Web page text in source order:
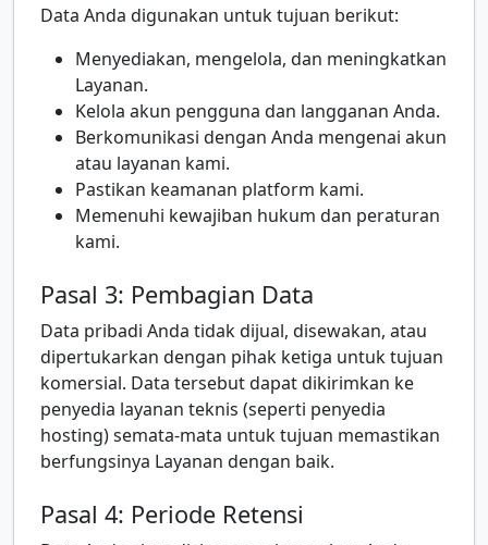
Data Anda digunakan untuk tujuan berikut:
Menyediakan, mengelola, dan meningkatkan
Layanan.
Kelola akun pengguna dan langganan Anda.
Berkomunikasi dengan Anda mengenai akun
atau layanan kami.
Pastikan keamanan platform kami.
Memenuhi kewajiban hukum dan peraturan
kami.
Pasal 3: Pembagian Data
Data pribadi Anda tidak dijual, disewakan, atau
dipertukarkan dengan pihak ketiga untuk tujuan
komersial. Data tersebut dapat dikirimkan ke
penyedia layanan teknis (seperti penyedia
hosting) semata-mata untuk tujuan memastikan
berfungsinya Layanan dengan baik.
Pasal 4: Periode Retensi